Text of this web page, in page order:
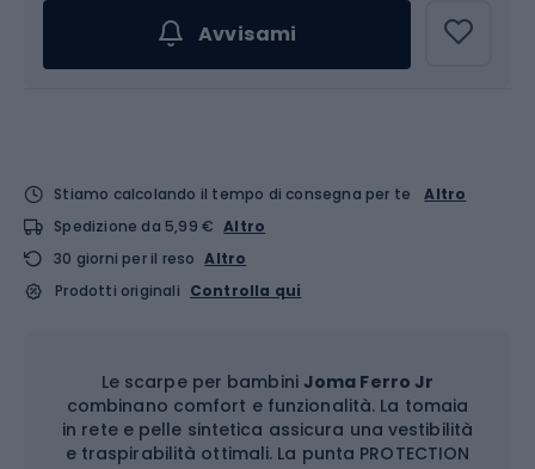
Avvisami
Stiamo calcolando il tempo di consegna per te
Altro
Spedizione da 5,99 € Altro
30 giorni per il reso Altro
Prodotti originali Controlla qui
Le scarpe per bambini Joma Ferro Jr
combinano comfort e funzionalità. La tomaia
in rete e pelle sintetica assicura una vestibilità
e traspirabilità ottimali. La punta PROTECTION